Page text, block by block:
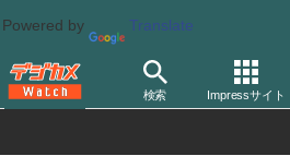
Powered by Translate
検索 Impressサイト